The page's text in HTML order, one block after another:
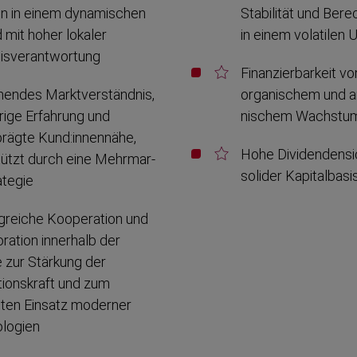
in einem dynamischen
mit hoher lokaler
Markt­verständnis,
Erfahrung und
Kund:innennähe,
durch eine Mehrmar­
Kooperation und
innerhalb der
zur Stärkung der
und zum
Einsatz moderner
Stabilität und
in einem volatilen
Finanzier­barkeit
organischem und
nischem
Hohe
solider